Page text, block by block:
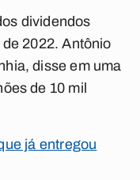
dividendos
2022. Antônio
disse em uma
de 10 mil
já entregou